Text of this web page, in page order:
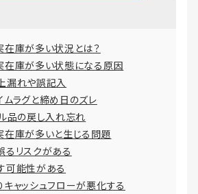
在庫が多い状況とは？
在庫が多い状態になる原因
漏れや誤記入
ラグと締め日のズレ
品の戻し入れ忘れ
在庫が多いと生じる問題
るリスクがある
可能性がある
ャッシュフローが悪化する